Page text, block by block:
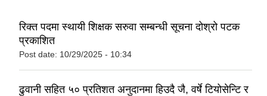
रिक्त पदमा स्थायी शिक्षक सरुवा सम्बन्धी सूचना दोश्रो पटक
प्रकाशित
Post date: 10/29/2025 - 10:34
ढुवानी सहित ५० प्रतिशत अनुदानमा हिउदै जै, वर्षे टियोसेन्टि र